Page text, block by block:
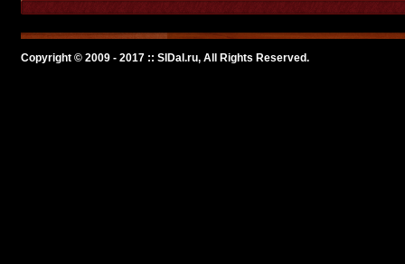
Copyright © 2009 - 2017 :: SlDal.ru, All Rights Reserved.